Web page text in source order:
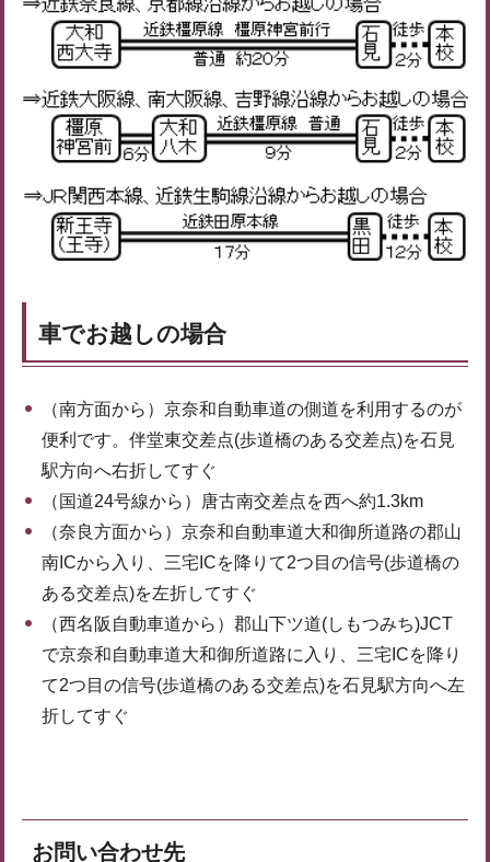
車でお越しの場合
（南方面から）京奈和自動車道の側道を利用するのが
便利です。伴堂東交差点(歩道橋のある交差点)を石見
駅方向へ右折してすぐ
（国道24号線から）唐古南交差点を西へ約1.3km
（奈良方面から）京奈和自動車道大和御所道路の郡山
南ICから入り、三宅ICを降りて2つ目の信号(歩道橋の
ある交差点)を左折してすぐ
（西名阪自動車道から）郡山下ツ道(しもつみち)JCT
で京奈和自動車道大和御所道路に入り、三宅ICを降り
て2つ目の信号(歩道橋のある交差点)を石見駅方向へ左
折してすぐ
お問い合わせ先